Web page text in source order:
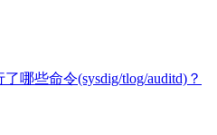
哪些命令(sysdig/tlog/auditd)？